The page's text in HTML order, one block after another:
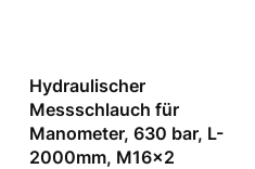
Hydraulischer
Messschlauch für
Manometer, 630 bar, L-
2000mm, M16x2